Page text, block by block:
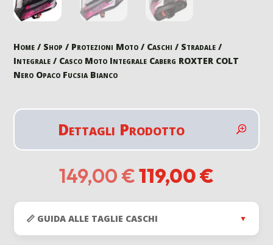
Home / Shop / Protezioni Moto / Caschi / Stradale /
Integrale / Casco Moto Integrale Caberg ROXTER COLT
Nero Opaco Fucsia Bianco
Dettagli Prodotto
149,00 €Il
prezzo
originale
era:
149,00 €.
119,00€
📏 GUIDA ALLE TAGLIE CASCHI ▼